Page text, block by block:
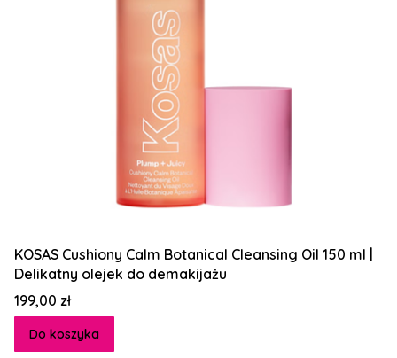
KOSAS Cushiony Calm Botanical Cleansing Oil 150 ml |
Delikatny olejek do demakijażu
Cena
199,00 zł
Do koszyka